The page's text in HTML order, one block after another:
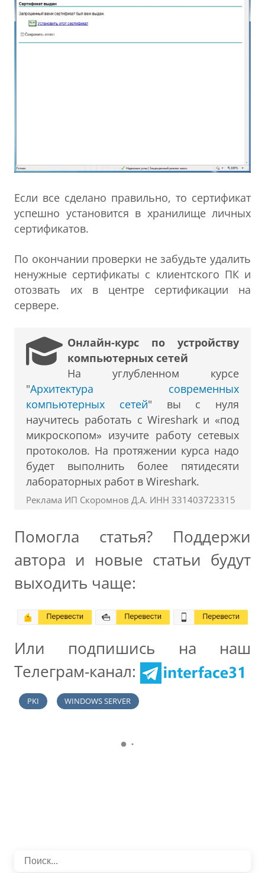
Если все сделано правильно, то сертификат
успешно установится в хранилище личных
сертификатов.
По окончании проверки не забудьте удалить
ненужные сертификаты с клиентского ПК и
отозвать их в центре сертификации на
сервере.
Онлайн-курс по устройству
компьютерных сетей
На углубленном курсе
"Архитектура современных
компьютерных сетей" вы с нуля
научитесь работать с Wireshark и «под
микроскопом» изучите работу сетевых
протоколов. На протяжении курса надо
будет выполнить более пятидесяти
лабораторных работ в Wireshark.
Реклама ИП Скоромнов Д.А. ИНН 331403723315
Помогла статья? Поддержи
автора и новые статьи будут
выходить чаще:
Или подпишись на наш
Телеграм-канал:
PKI WINDOWS SERVER